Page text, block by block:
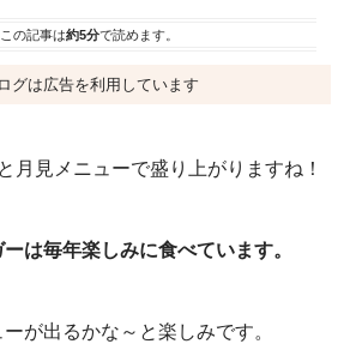
この記事は約5分で読めます。
グは広告を利用しています
月見メニューで盛り上がりますね！
は毎年楽しみに食べています。
が出るかな～と楽しみです。